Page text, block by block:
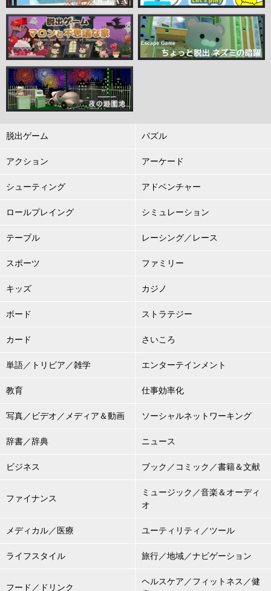
脱出ゲーム パズル
アクション アーケード
シューティング アドベンチャー
ロールプレイング シミュレーション
テーブル レーシング／レース
スポーツ ファミリー
キッズ カジノ
ボード ストラテジー
カード さいころ
単語／トリビア／雑学 エンターテインメント
教育 仕事効率化
写真／ビデオ／メディア＆動画 ソーシャルネットワーキング
辞書／辞典 ニュース
ビジネス ブック／コミック／書籍＆文献
ファイナンス
ミュージック／音楽＆オーディ
オ
メディカル／医療 ユーティリティ／ツール
ライフスタイル 旅行／地域／ナビゲーション
フード／ドリンク
ヘルスケア／フィットネス／健